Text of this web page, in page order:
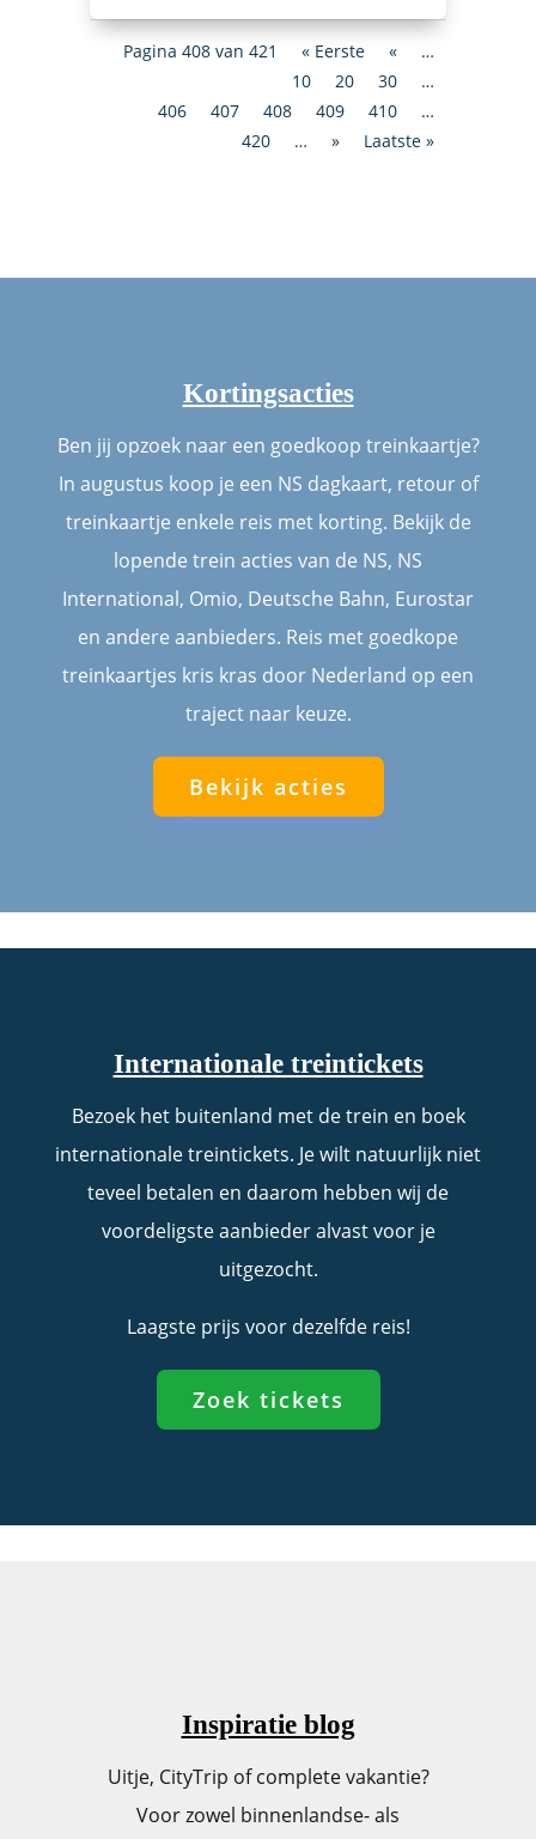
Pagina 408 van 421 « Eerste «
…
10
20 30
…
406
407 408 409 410
…
420
… » Laatste »
Kortingsacties
Ben jij opzoek naar een goedkoop treinkaartje?
In augustus koop je een NS dagkaart, retour of
treinkaartje enkele reis met korting. Bekijk de
lopende trein acties van de NS, NS
International, Omio, Deutsche Bahn, Eurostar
en andere aanbieders. Reis met goedkope
treinkaartjes kris kras door Nederland op een
traject naar keuze.
Bekijk acties
Internationale treintickets
Bezoek het buitenland met de trein en boek
internationale treintickets. Je wilt natuurlijk niet
teveel betalen en daarom hebben wij de
voordeligste aanbieder alvast voor je
uitgezocht.
Laagste prijs voor dezelfde reis!
Zoek tickets
Inspiratie blog
Uitje, CityTrip of complete vakantie?
Voor zowel binnenlandse- als